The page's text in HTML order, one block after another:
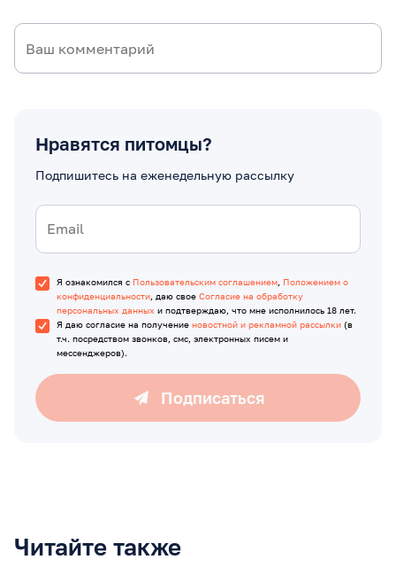
Нравятся питомцы?
Подпишитесь на еженедельную рассылку
Я ознакомился с Пользовательским соглашением, Положением о
конфиденциальности, даю свое Согласие на обработку
персональных данных и подтверждаю, что мне исполнилось 18 лет.
Я даю согласие на получение новостной и рекламной рассылки (в
т.ч. посредством звонков, смс, электронных писем и
мессенджеров).
Подписаться
Читайте также